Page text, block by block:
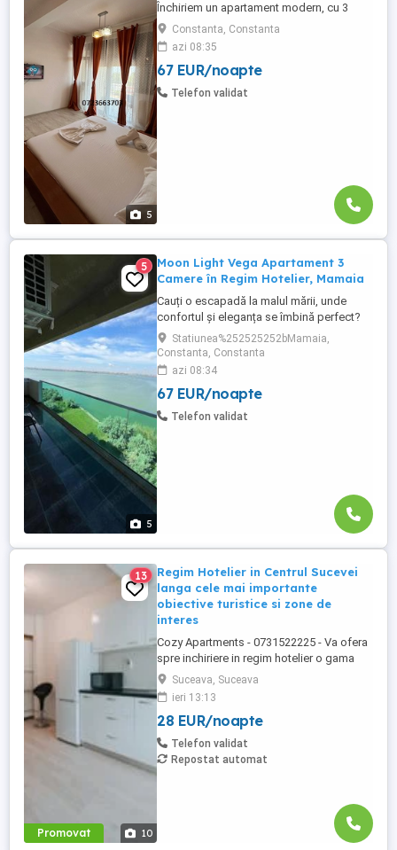
5
Închiriem un apartament modern, cu 3
camere spațioase, complet mobilat și
utilat lux, situat î la doar câțiva pași de
plajă. 2 dormitoare + living open space
Etaj 5cu lift Aer condiționat & încălzire prin
centrală proprie Loc de parcare privat
Constanta, Constanta
azi 08:35
67 EUR/noapte
Telefon validat
5
5
Moon Light Vega Apartament 3
Camere în Regim Hotelier, Mamaia
Cauți o escapadă la malul mării, unde
confortul și eleganța se îmbină perfect?
Moon Light Vega îți oferă o experiență de
cazare premium într-un apartament
spațios și modern, situat în inima stațiunii
atracțiile principale. Detalii apartament: 1
dormitor matrimonial ...
Statiunea%252525252bMamaia,
Constanta, Constanta
azi 08:34
67 EUR/noapte
Telefon validat
Promovat 10
13
Regim Hotelier in Centrul Sucevei
langa cele mai importante
obiective turistice si zone de
interes
Cozy Apartments - 0731522225 - Va ofera
spre inchiriere in regim hotelier o gama
variata de apartamente si garsoniere
situate in puncte cheie ale orasului
Suceava: Bulevardul George Enescu. In
centrul Orasului pe Esplanada langa
McDonald's. Bulevardul 1 Mai Obcini
Zamca Burdujeni Ipotesti Pentru ...
Suceava, Suceava
ieri 13:13
28 EUR/noapte
Telefon validat
Repostat automat